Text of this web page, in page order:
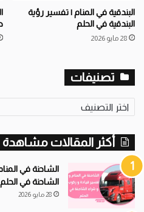
البندقية في المنام | تفسير رؤية
البندقية في الحلم
28 مايو 2026
تصنيفات
ص
ف
ا
ت
أكثر المقالات مشاهدة
الشاحنة في
الشاحنة في الحلم
28 مايو 2026